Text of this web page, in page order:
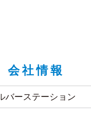
会社情報
バーステーション